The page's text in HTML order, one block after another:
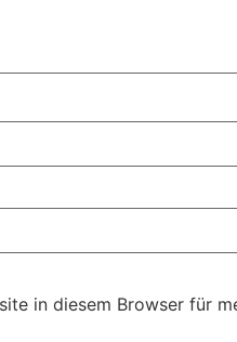
in diesem Browser für